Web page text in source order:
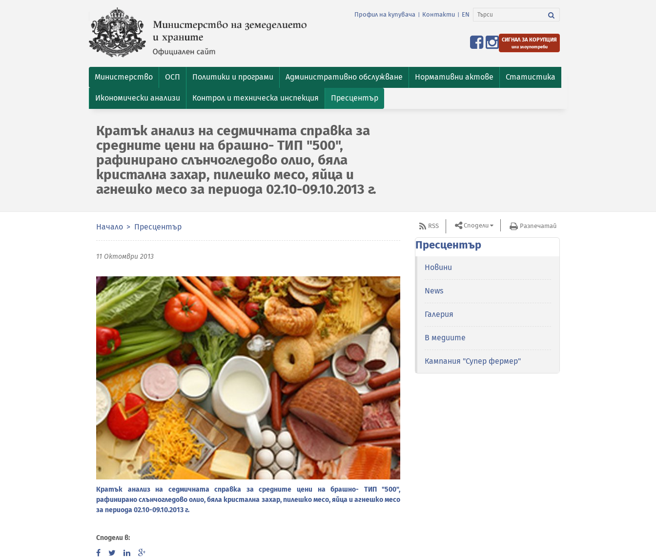
Профил на купувача Контакти EN
СИГНАЛ ЗА КОРУПЦИЯ
или злоупотреби
Министерство ОСП Политики и програми Административно обслужване Нормативни актове Статистика
Икономически анализи Контрол и техническа инспекция Пресцентър
Кратък анализ на седмичната справка за
средните цени на брашно- ТИП "500",
рафинирано слънчогледово олио, бяла
кристална захар, пилешко месо, яйца и
агнешко месо за периода 02.10-09.10.2013 г.
Начало Пресцентър
11 Октомври 2013
Кратък анализ на седмичната справка за средните цени на брашно- ТИП "500",
рафинирано слънчогледово олио, бяла кристална захар, пилешко месо, яйца и агнешко месо
за периода 02.10-09.10.2013 г.
Сподели в:
RSS Сподели Разпечатай
Пресцентър
Новини
News
Галерия
В медиите
Кампания "Супер фермер"